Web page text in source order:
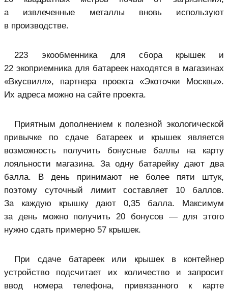
а извлеченные металлы вновь используют
в производстве.
223 экообменника для сбора крышек и
22 экоприемника для батареек находятся в магазинах
«Вкусвилл», партнера проекта «Экоточки Москвы».
Их адреса можно на сайте проекта.
Приятным дополнением к полезной экологической
привычке по сдаче батареек и крышек является
возможность получить бонусные баллы на карту
лояльности магазина. За одну батарейку дают два
балла. В день принимают не более пяти штук,
поэтому суточный лимит составляет 10 баллов.
За каждую крышку дают 0,35 балла. Максимум
за день можно получить 20 бонусов — для этого
нужно сдать примерно 57 крышек.
При сдаче батареек или крышек в контейнер
устройство подсчитает их количество и запросит
ввод номера телефона, привязанного к карте